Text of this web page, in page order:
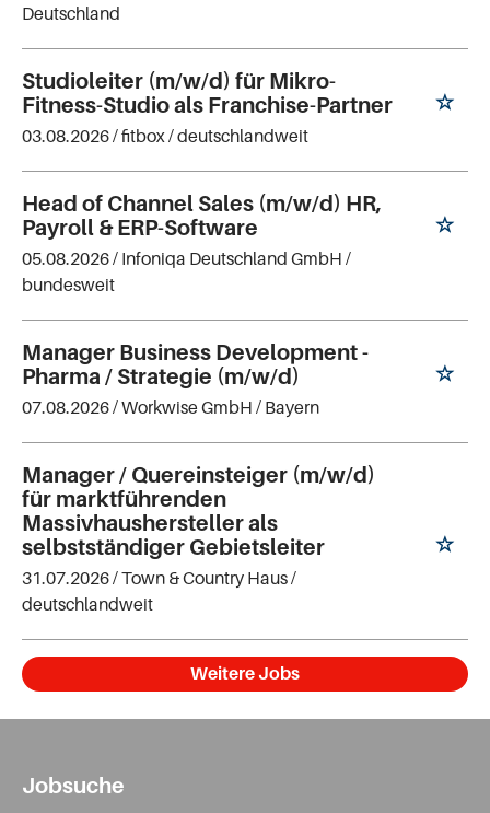
Deutschland
Studioleiter (m/w/d) für Mikro-
Fitness-Studio als Franchise-Partner
03.08.2026 /fitbox/ deutschlandweit
Head of Channel Sales (m/w/d) HR,
Payroll & ERP-Software
05.08.2026 / Infoniqa Deutschland GmbH /
bundesweit
Manager Business Development -
Pharma / Strategie (m/w/d)
07.08.2026 /Workwise GmbH / Bayern
Manager / Quereinsteiger (m/w/d)
für marktführenden
Massivhaushersteller als
selbstständiger Gebietsleiter
31.07.2026 /Town & Country Haus/
deutschlandweit
Weitere Jobs
Jobsuche